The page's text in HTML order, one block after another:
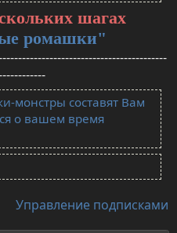
шагах
ромашки"
монстры составят Вам
о вашем время
Управление подписками